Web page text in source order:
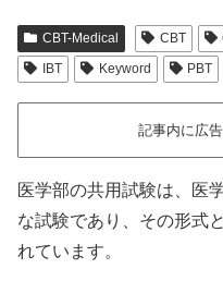
CBT-Medical CBT
IBT
Keyword PBT
記事内に広
医学部の共用試験は、医
な試験であり、その形式
れています。